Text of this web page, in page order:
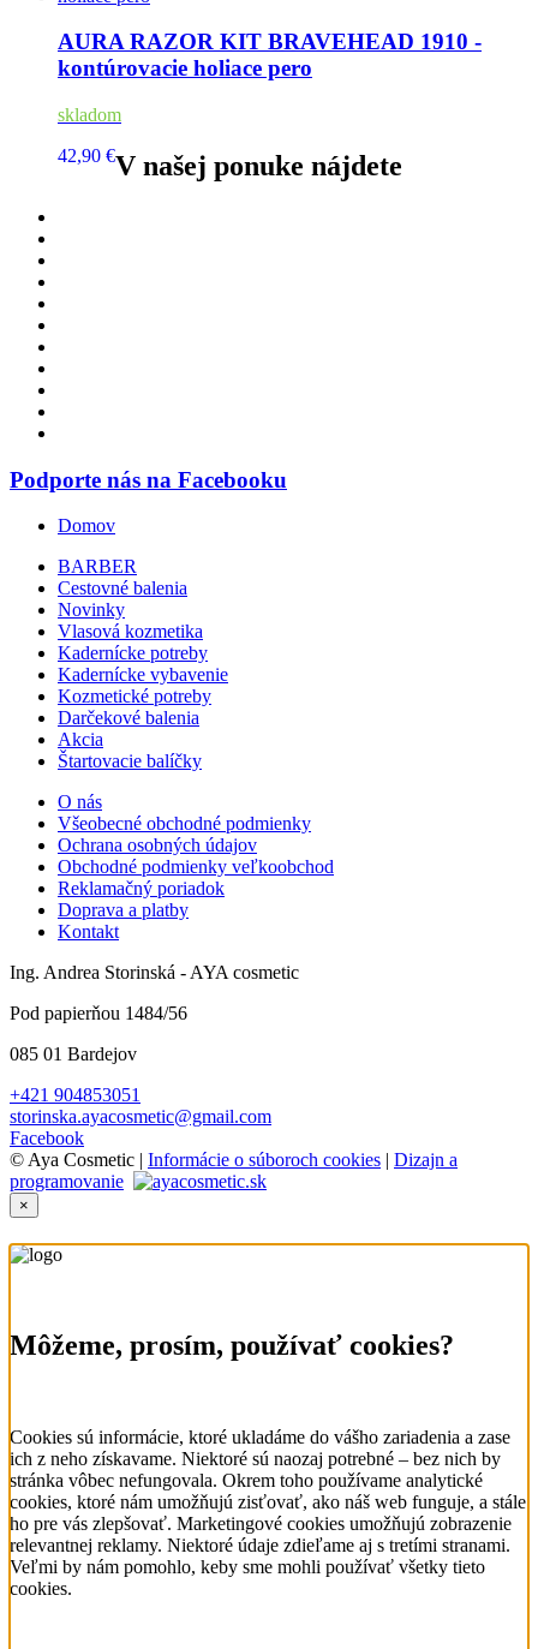
AURA RAZOR KIT BRAVEHEAD 1910 -
kontúrovacie holiace pero
skladom
42,90 €V našej ponuke nájdete
Podporte nás na Facebooku
Domov
BARBER
Cestovné balenia
Novinky
Vlasová kozmetika
Kadernícke potreby
Kadernícke vybavenie
Kozmetické potreby
Darčekové balenia
Akcia
Štartovacie balíčky
O nás
Všeobecné obchodné podmienky
Ochrana osobných údajov
Obchodné podmienky veľkoobchod
Reklamačný poriadok
Doprava a platby
Kontakt
Ing. Andrea Storinská - AYA cosmetic
Pod papierňou 1484/56
085 01 Bardejov
+421 904853051
storinska.ayacosmetic@gmail.com
Facebook
© Aya Cosmetic | Informácie o súboroch cookies | Dizajn a
programovanie
×
Môžeme, prosím, používať cookies?
Cookies sú informácie, ktoré ukladáme do vášho zariadenia a zase
ich z neho získavame. Niektoré sú naozaj potrebné – bez nich by
stránka vôbec nefungovala. Okrem toho používame analytické
cookies, ktoré nám umožňujú zisťovať, ako náš web funguje, a stále
ho pre vás zlepšovať. Marketingové cookies umožňujú zobrazenie
relevantnej reklamy. Niektoré údaje zdieľame aj s tretími stranami.
Veľmi by nám pomohlo, keby sme mohli používať všetky tieto
cookies.